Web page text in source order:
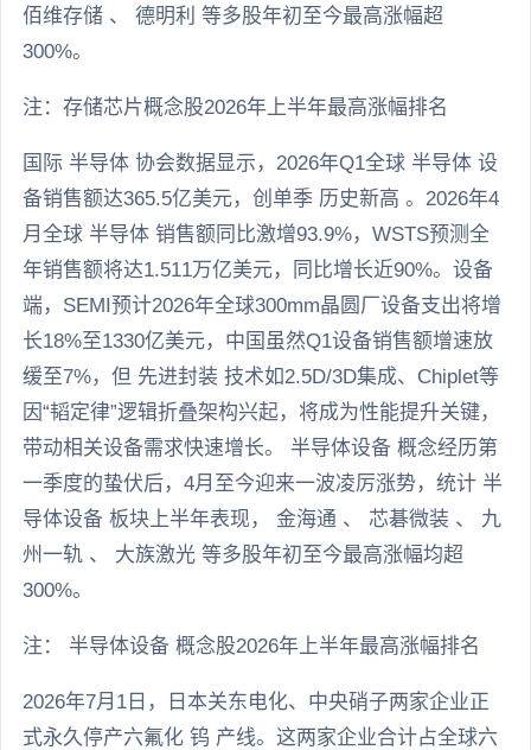
佰维存储 、 德明利 等多股年初至今最高涨幅超
300%。
注：存储芯片概念股2026年上半年最高涨幅排名
国际 半导体 协会数据显示，2026年Q1全球 半导体 设
备销售额达365.5亿美元，创单季 历史新高 。2026年4
月全球 半导体 销售额同比激增93.9%，WSTS预测全
年销售额将达1.511万亿美元，同比增长近90%。设备
端，SEMI预计2026年全球300mm晶圆厂设备支出将增
长18%至1330亿美元，中国虽然Q1设备销售额增速放
缓至7%，但 先进封装 技术如2.5D/3D集成、Chiplet等
因“韬定律”逻辑折叠架构兴起，将成为性能提升关键，
带动相关设备需求快速增长。 半导体设备 概念经历第
一季度的蛰伏后，4月至今迎来一波凌厉涨势，统计 半
导体设备 板块上半年表现， 金海通 、 芯碁微装 、 九
州一轨 、 大族激光 等多股年初至今最高涨幅均超
300%。
注： 半导体设备 概念股2026年上半年最高涨幅排名
2026年7月1日，日本关东电化、中央硝子两家企业正
式永久停产六氟化 钨 产线。这两家企业合计占全球六